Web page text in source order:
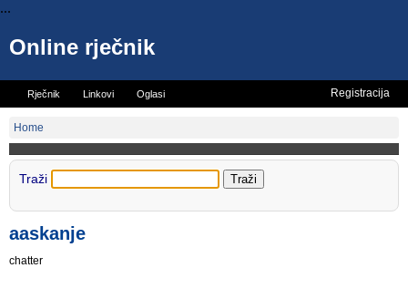
...
Online rječnik
Rječnik Linkovi Oglasi Registracija
Home
Traži
aaskanje
chatter